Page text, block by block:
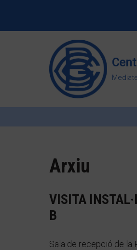
Arxiu
VISITA
B
Sala de recepció de la